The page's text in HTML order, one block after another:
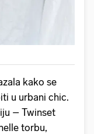
kako se
u urbani chic.
– Twinset
torbu,